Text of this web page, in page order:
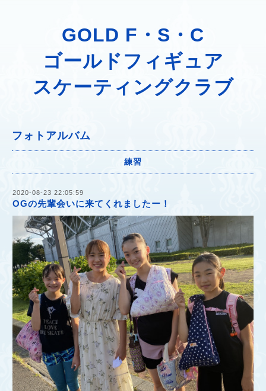
GOLD F・S・C
ゴールドフィギュア
スケーティングクラブ
フォトアルバム
練習
2020-08-23 22:05:59
OGの先輩会いに来てくれましたー！